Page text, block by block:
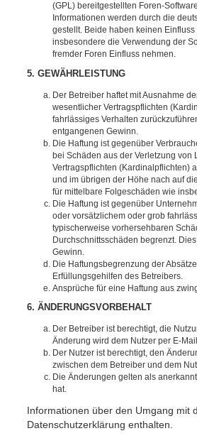
(GPL) bereitgestellten Foren-
Informationen werden durch die
gestellt. Beide haben keinen
insbesondere die Verwendung der
fremder Foren Einfluss nehmen.
5. GEWÄHRLEISTUNG
Der Betreiber haftet mit Ausnahme
wesentlicher Vertragspflichten
fahrlässiges Verhalten
entgangenen Gewinn.
Die Haftung ist gegenüber
bei Schäden aus der Verletzung von
Vertragspflichten (Kardinalpflichten)
und im übrigen der Höhe nach auf
für mittelbare Folgeschäden wie
Die Haftung ist gegenüber
oder vorsätzlichem oder grob
typischerweise vorhersehbaren
Durchschnittsschäden begrenzt.
Gewinn.
Die Haftungsbegrenzung der
Erfüllungsgehilfen des Betreibers.
Ansprüche für eine Haftung aus
6. ÄNDERUNGSVORBEHALT
Der Betreiber ist berechtigt, die
Änderung wird dem Nutzer per E-
Der Nutzer ist berechtigt, den
zwischen dem Betreiber und dem
Die Änderungen gelten als
hat.
Informationen über den Umgang mit
Datenschutzerklärung enthalten.